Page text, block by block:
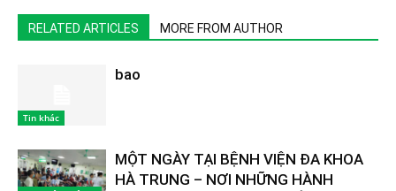
RELATED ARTICLES MORE FROM AUTHOR
Tin khác
bao
MỘT NGÀY TẠI BỆNH VIỆN ĐA KHOA
HÀ TRUNG – NƠI NHỮNG HÀNH